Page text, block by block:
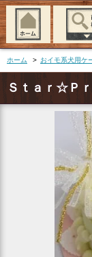
ホーム > おイモ系犬用ケ
Ｓｔａｒ☆Ｐ